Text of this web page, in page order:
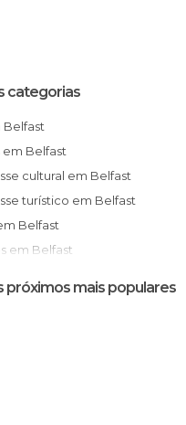
categorias
Belfast
em Belfast
cultural em Belfast
turístico em Belfast
em Belfast
em Belfast
próximos mais populares